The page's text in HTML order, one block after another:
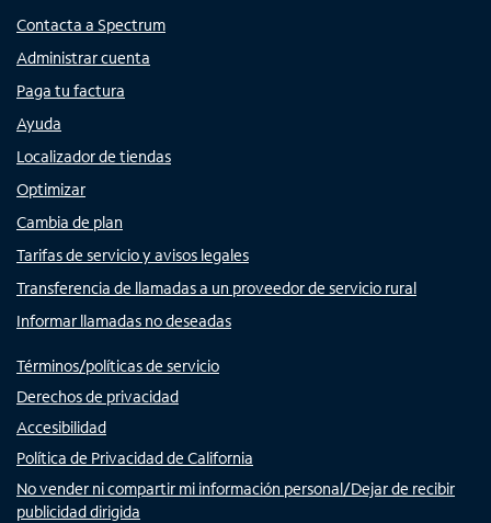
Contacta a Spectrum
Administrar cuenta
Paga tu factura
Ayuda
Localizador de tiendas
Optimizar
Cambia de plan
Tarifas de servicio y avisos legales
Transferencia de llamadas a un proveedor de servicio rural
Informar llamadas no deseadas
Términos/políticas de servicio
Derechos de privacidad
Accesibilidad
Política de Privacidad de California
No vender ni compartir mi información personal/Dejar de recibir
publicidad dirigida